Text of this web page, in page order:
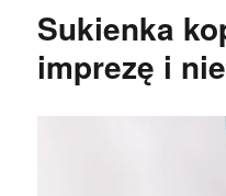
Sukienka
imprezę i